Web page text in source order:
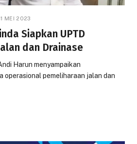
MEI 2023
Siapkan UPTD
dan Drainase
Harun menyampaikan
operasional pemeliharaan jalan dan